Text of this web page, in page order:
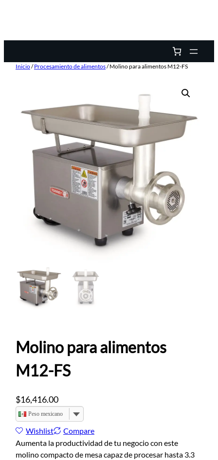
Inicio/Procesamiento de alimentos/ Molino para alimentos M12-FS
Molino para alimentos
M12-FS
$16,416.00
Peso mexicano
Wishlist
Compare
Aumenta la productividad de tu negocio con este
molino compacto de mesa capaz de procesar hasta 3.3